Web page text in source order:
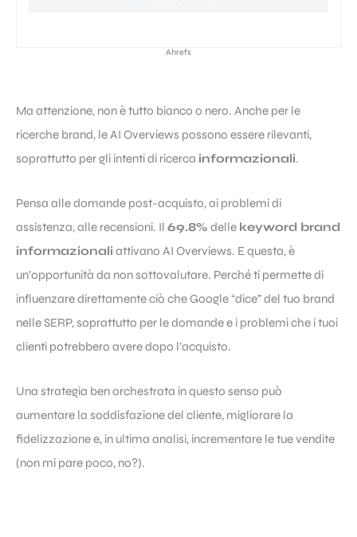
Ahrefs
Ma attenzione, non è tutto bianco o nero. Anche per le
ricerche brand, le AI Overviews possono essere rilevanti,
soprattutto per gli intenti di ricerca informazionali.
Pensa alle domande post-acquisto, ai problemi di
assistenza, alle recensioni. Il 69.8% delle keyword brand
informazionaliattivano AI Overviews. E questa, è
un’opportunità da non sottovalutare. Perché ti permette di
influenzare direttamente ciò che Google “dice” del tuo brand
nelle SERP, soprattutto per le domande e i problemi che i tuoi
clienti potrebbero avere dopo l’acquisto.
Una strategia ben orchestrata in questo senso può
aumentare la soddisfazione del cliente, migliorare la
fidelizzazione e, in ultima analisi, incrementare le tue vendite
(non mi pare poco, no?).